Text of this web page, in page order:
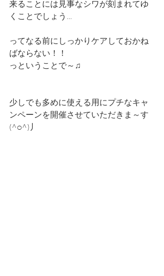
来ることには見事なシワが刻まれてゆ
くことでしょう…
ってなる前にしっかりケアしておかね
ばならない！！
っということで～♫
少しでも多めに使える用にプチなキャ
ンペーンを開催させていただきま～す
(^o^)丿